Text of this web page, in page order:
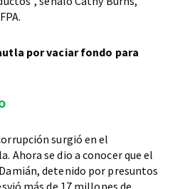
por vaciar fondo para
surgió en el
Ahora se dio a conocer que el
detenido por presuntos
más de 17 millones de